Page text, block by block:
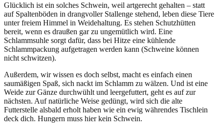
Glücklich ist ein solches Schwein, weil artgerecht gehalten – statt
auf Spaltenböden in drangvoller Stallenge stehend, leben diese Tiere
unter freiem Himmel in Weidehaltung. Es stehen Schutzhütten
bereit, wenn es draußen gar zu ungemütlich wird. Eine
Schlammsuhle sorgt dafür, dass bei Hitze eine kühlende
Schlammpackung aufgetragen werden kann (Schweine können
nicht schwitzen).
Außerdem, wir wissen es doch selbst, macht es einfach einen
saumäßigen Spaß, sich nackt im Schlamm zu wälzen. Und ist eine
Weide zur Gänze durchwühlt und leergefuttert, geht es auf zur
nächsten. Auf natürliche Weise gedüngt, wird sich die alte
Futterstelle alsbald erholt haben wie ein ewig währendes Tischlein
deck dich. Hungern muss hier kein Schwein.